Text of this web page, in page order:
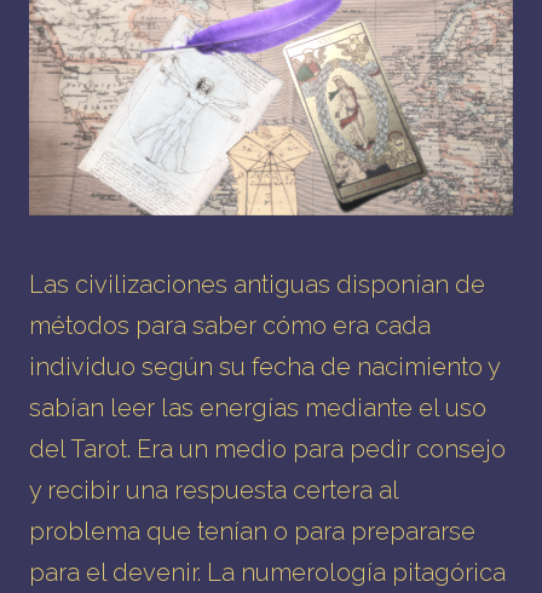
Las civilizaciones antiguas disponían de
métodos para saber cómo era cada
individuo según su fecha de nacimiento y
sabían leer las energías mediante el uso
del Tarot. Era un medio para pedir consejo
y recibir una respuesta certera al
problema que tenían o para prepararse
para el devenir. La numerología pitagórica